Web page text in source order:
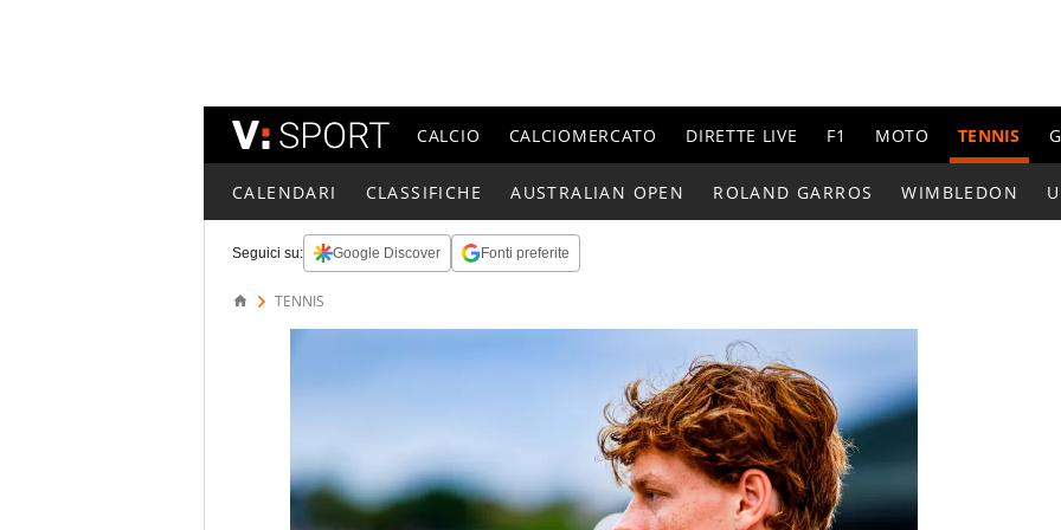
CALCIO CALCIOMERCATO DIRETTE LIVE F1 MOTO TENNIS
CALENDARI CLASSIFICHE AUSTRALIAN OPEN ROLAND GARROS WIMBLEDON
Seguici su: Google Discover Fonti preferite
TENNIS